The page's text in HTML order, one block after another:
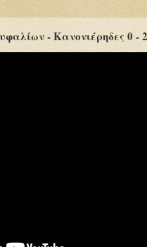
- Κανονιέρηδες 0 - 2